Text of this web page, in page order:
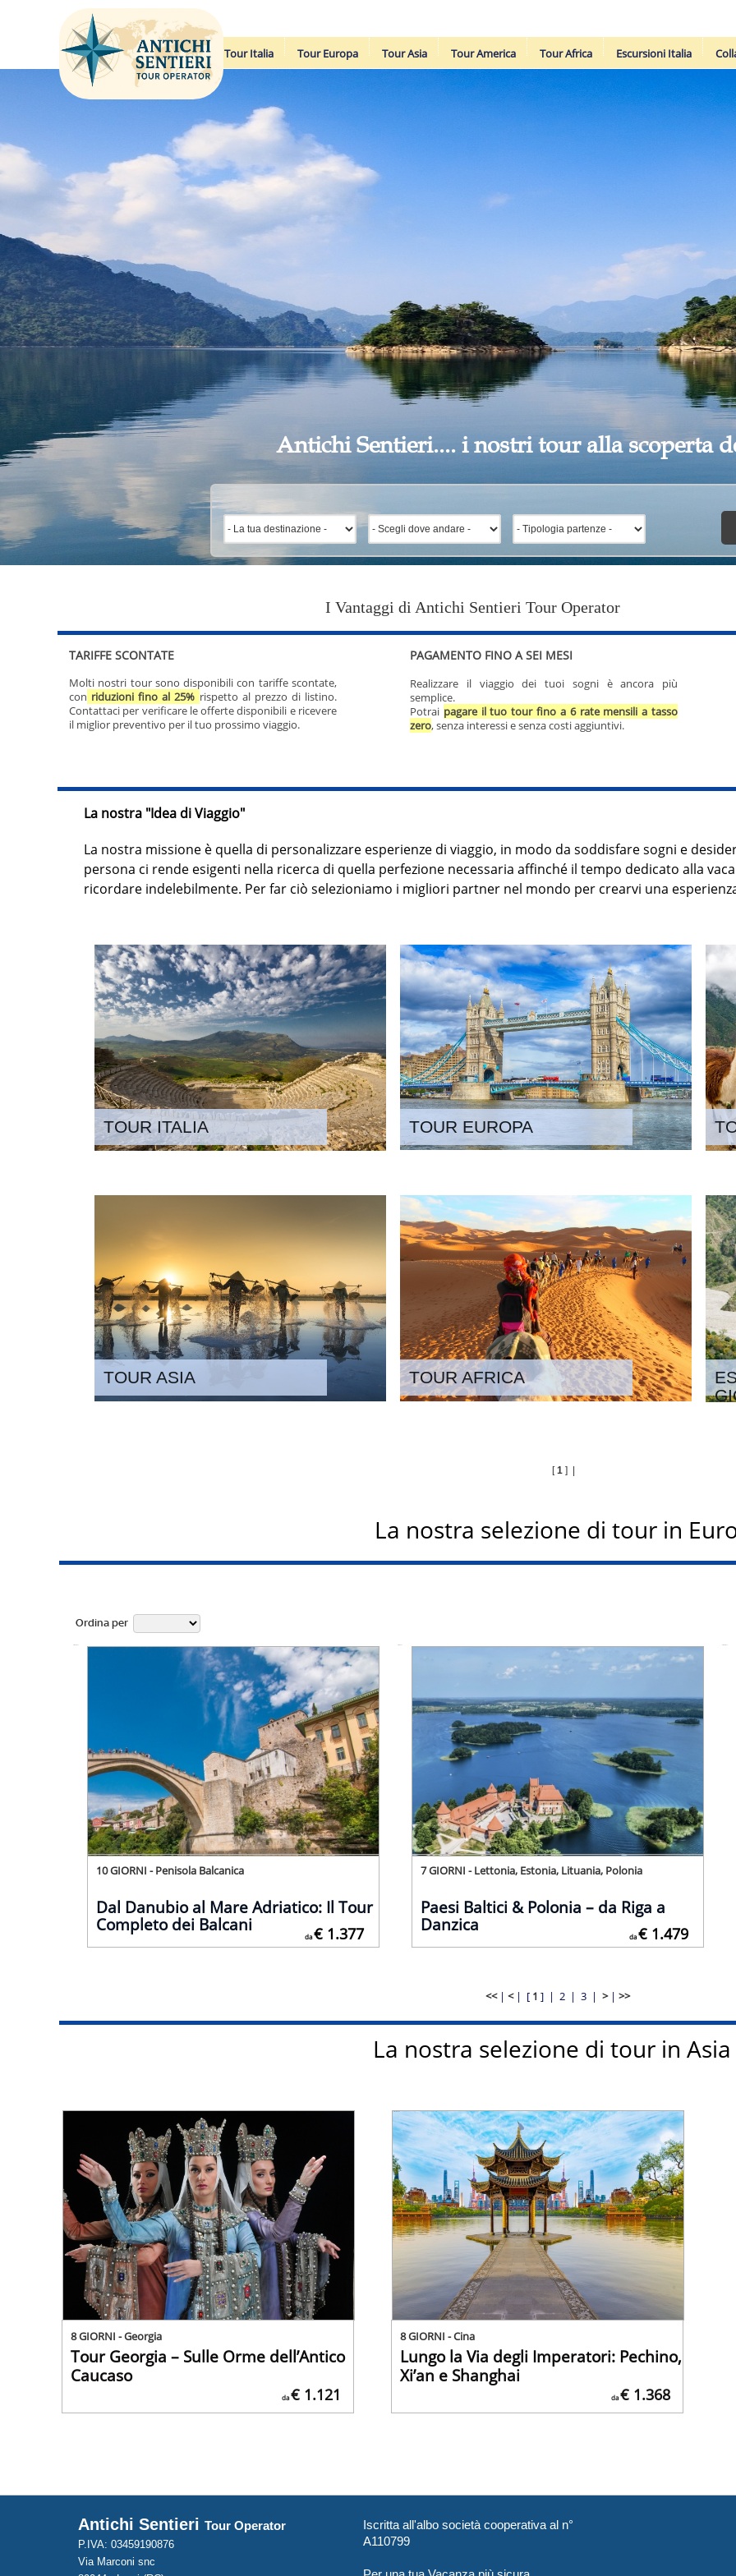
La nostra "Idea di Viaggio"
La nostra missione è quella di personalizzare esperienze di viaggio, in modo da soddisfare sogni e
persona ci rende esigenti nella ricerca di quella perfezione necessaria affinché il tempo dedicato alla
ricordare indelebilmente. Per far ciò selezioniamo i migliori partner nel mondo per crearvi una
La nostra selezione di tour in
La nostra selezione di tour in Asia
I Vantaggi di Antichi Sentieri Tour Operator
PAGAMENTO FINO A SEI MESI
Realizzare il viaggio dei tuoi sogni è ancora più
semplice.
Potrai pagare il tuo tour fino a 6 rate mensili a tasso
zero, senza interessi e senza costi aggiuntivi.
TARIFFE SCONTATE
Molti nostri tour sono disponibili con tariffe scontate,
con riduzioni fino al 25% rispetto al prezzo di listino.
Contattaci per verificare le offerte disponibili e ricevere
il miglior preventivo per il tuo prossimo viaggio.
Antichi Sentieri.... i nostri tour alla scoperta
Tour Italia Tour Europa Tour Asia Tour America Tour Africa Escursioni Italia
TOUR ITALIA TOUR EUROPA
TOUR ASIA TOUR AFRICA
[1 ] |
Tour Georgia – Sulle Orme dell’Antico
Caucaso
8 GIORNI - Georgia
da€ 1.121
Lungo la Via degli Imperatori: Pechino,
Xi’an e Shanghai
8 GIORNI - Cina
da€ 1.368
Ordina per
Dal Danubio al Mare Adriatico: Il Tour
Completo dei Balcani
10 GIORNI - Penisola Balcanica
da€ 1.377
Paesi Baltici & Polonia – da Riga a
Danzica
7 GIORNI - Lettonia, Estonia, Lituania, Polonia
da€ 1.479
<<| < | [ 1 ] | 2 | 3 | > | >>
Antichi Sentieri Tour Operator
P.IVA: 03459190876
Via Marconi snc
Iscritta all'albo società cooperativa al n°
A110799